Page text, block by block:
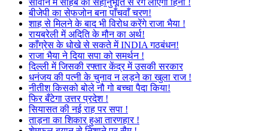
सीवान में साहेब की सहानुभूति से रंग लाएगी हिना !
बीजेपी का सेफजोन बना पाँचवाँ चरण!
शाह से मिलने के बाद भी विरोध करेंगे राजा भैया !
रायबरेली में अदिति के मौन का अर्थ!
काँग्रेस के धोखे से सकते में INDIA गठबंधन!
राजा भैया ने दिया सपा को समर्थन !
दिल्ली में जिसकी रफ्तार केंद्र में उसकी सरकार
धनंजय की पत्नी के चुनाव न लड़ने का खुला राज !
नीतीश किसको बोले नौ गो बच्चा पैदा किया!
फिर बँटेगा उत्तर प्रदेश !
सियासत की नई राह पर सपा !
ताड़ना का शिकार हुआ तारणहार !